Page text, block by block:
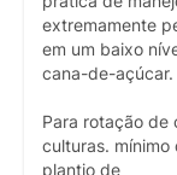
extremamente
em um baixo
cana-de-açúcar.
Para rotação de
culturas. mínimo
plantio de